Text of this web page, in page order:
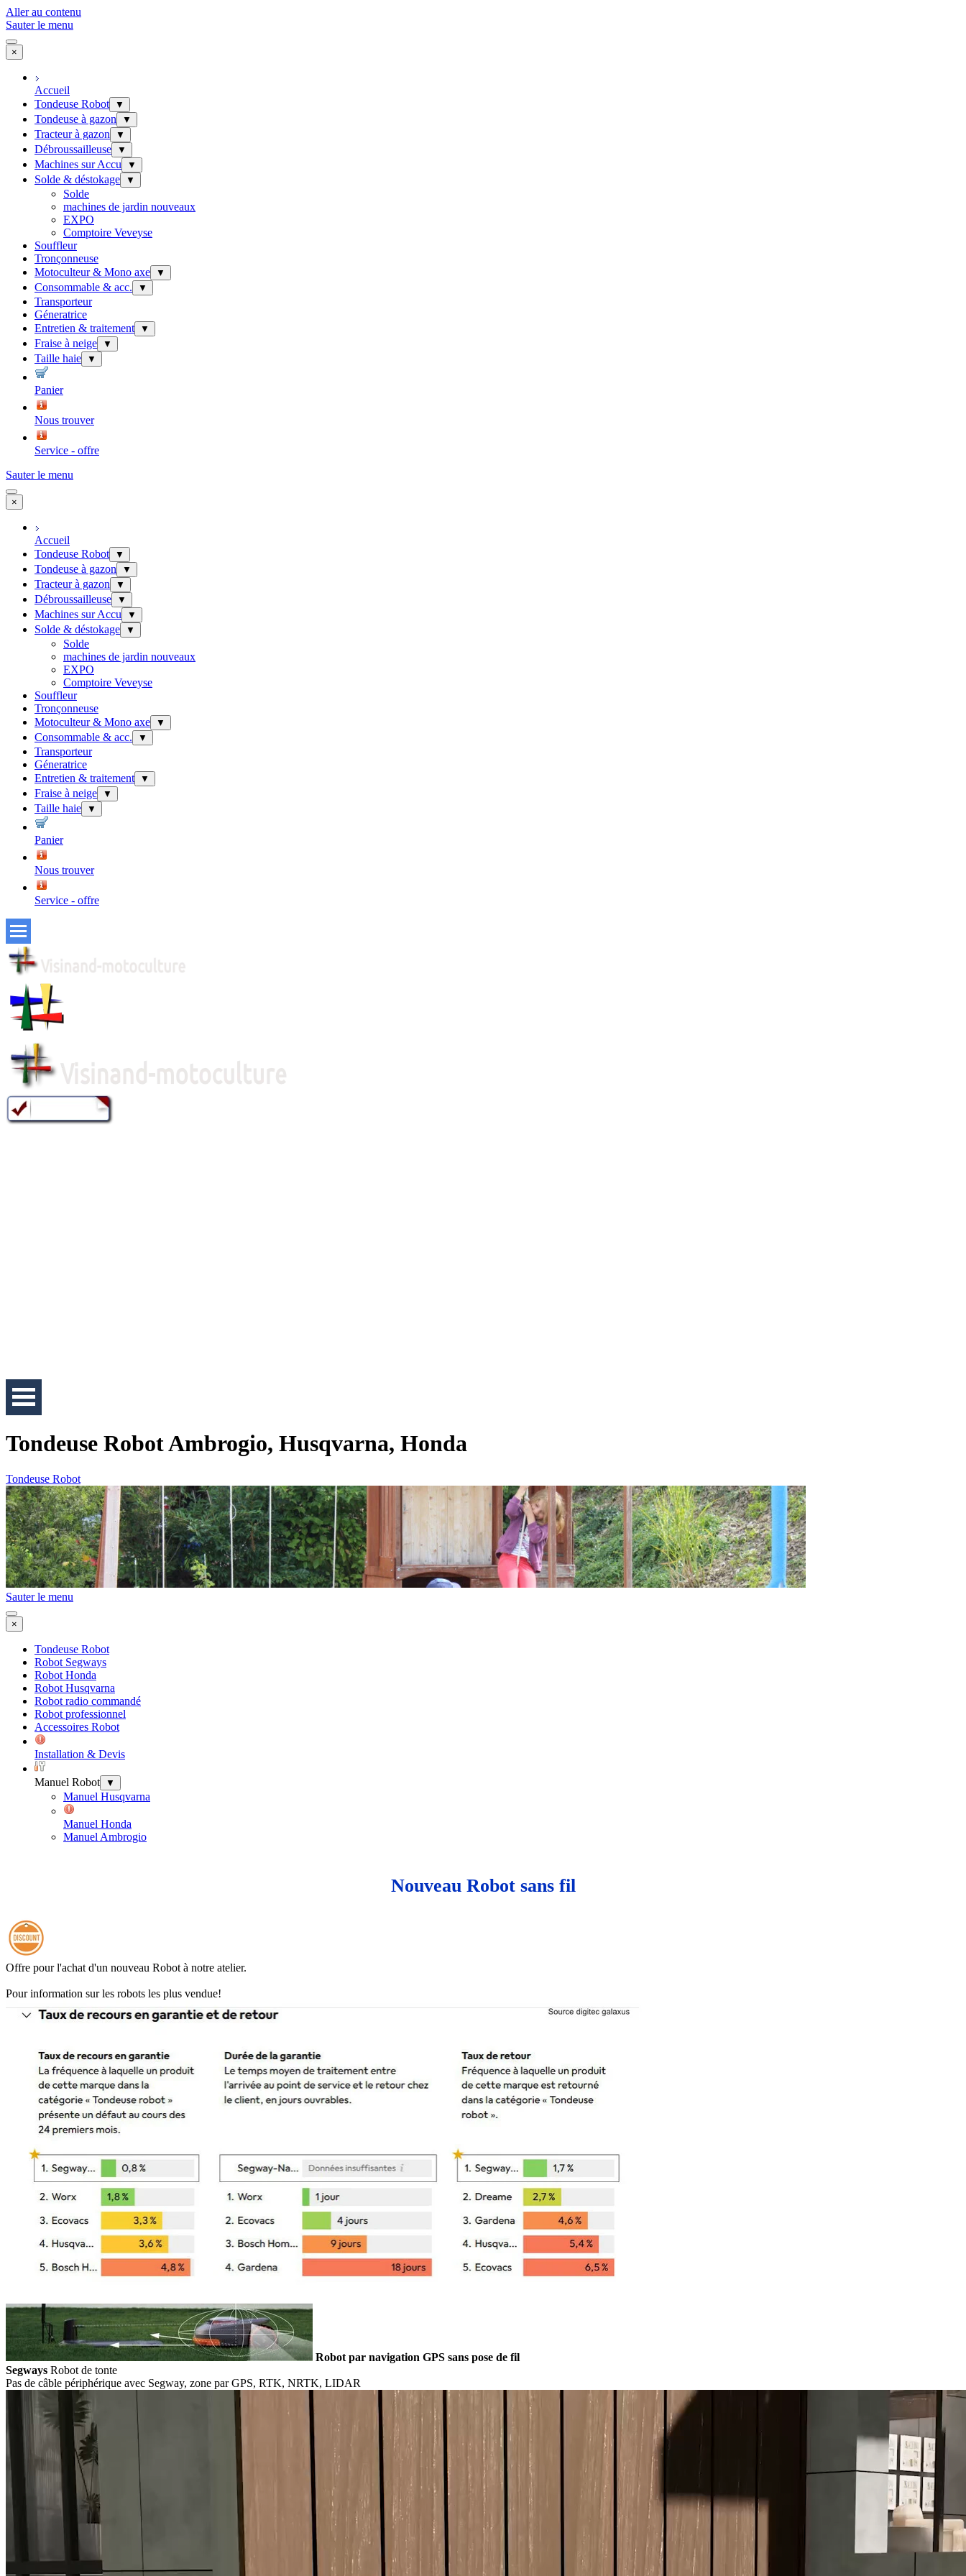
Aller au contenu
Sauter le menu
×
Accueil
Tondeuse Robot
▼
Tondeuse à gazon ▼
Tracteur à gazon ▼
Débroussailleuse ▼
Machines sur Accu ▼
Solde & déstokage ▼
Solde
machines de jardin nouveaux
EXPO
Comptoire Veveyse
Souffleur
Tronçonneuse
Motoculteur & Mono axe
▼
Consommable & acc. ▼
Transporteur
Géneratrice
Entretien & traitement
▼
Fraise à neige ▼
Taille haie ▼
Panier
Nous trouver
Service - offre
Sauter le menu
×
Accueil
Tondeuse Robot
▼
Tondeuse à gazon ▼
Tracteur à gazon ▼
Débroussailleuse ▼
Machines sur Accu ▼
Solde & déstokage ▼
Solde
machines de jardin nouveaux
EXPO
Comptoire Veveyse
Souffleur
Tronçonneuse
Motoculteur & Mono axe
▼
Consommable & acc. ▼
Transporteur
Géneratrice
Entretien & traitement
▼
Fraise à neige ▼
Taille haie ▼
Panier
Nous trouver
Service - offre
Tondeuse Robot Ambrogio, Husqvarna, Honda
Tondeuse Robot
Sauter le menu
×
Tondeuse Robot
Robot Segways
Robot Honda
Robot Husqvarna
Robot radio commandé
Robot professionnel
Accessoires Robot
Installation & Devis
Manuel Robot ▼
Manuel Husqvarna
Manuel Honda
Manuel Ambrogio
Nouveau Robot sans fil
Offre pour l'achat d'un nouveau Robot à notre atelier.
Pour information sur les robots les plus vendue!
Robot par navigation GPS sans pose de fil
Segways Robot de tonte
Pas de câble périphérique avec Segway, zone par GPS, RTK, NRTK, LIDAR